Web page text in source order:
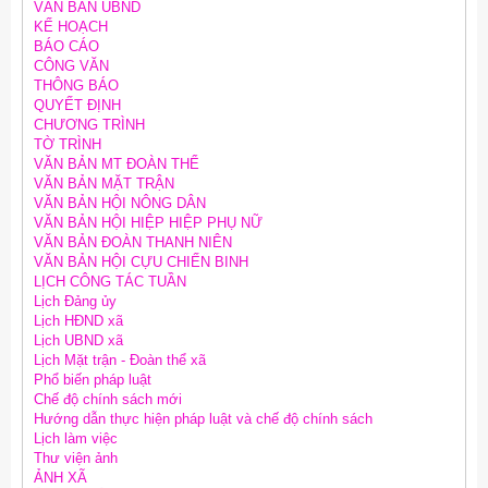
VĂN BẢN UBND
KẾ HOẠCH
BÁO CÁO
CÔNG VĂN
THÔNG BÁO
QUYẾT ĐỊNH
CHƯƠNG TRÌNH
TỜ TRÌNH
VĂN BẢN MT ĐOÀN THỂ
VĂN BẢN MẶT TRẬN
VĂN BẢN HỘI NÔNG DÂN
VĂN BẢN HỘI HIỆP HIỆP PHỤ NỮ
VĂN BẢN ĐOÀN THANH NIÊN
VĂN BẢN HỘI CỰU CHIẾN BINH
LỊCH CÔNG TÁC TUẦN
Lịch Đảng ủy
Lịch HĐND xã
Lịch UBND xã
Lịch Mặt trận - Đoàn thể xã
Phổ biến pháp luật
Chế độ chính sách mới
Hướng dẫn thực hiện pháp luật và chế độ chính sách
Lịch làm việc
Thư viện ảnh
ẢNH XÃ